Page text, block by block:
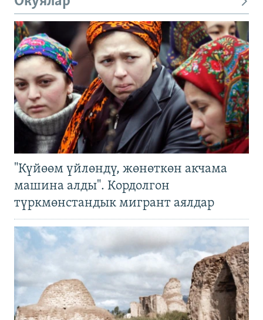
"Күйөөм үйлөндү, жөнөткөн акчама
машина алды". Кордолгон
түркмөнстандык мигрант аялдар